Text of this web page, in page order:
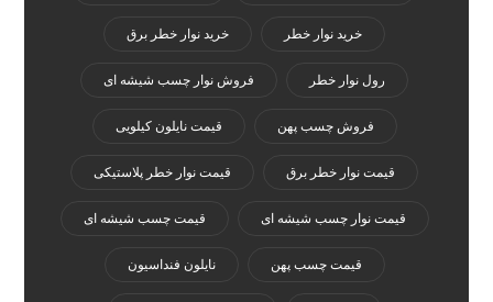
خرید نوار خطر خرید نوار خطر برق
رول نوار خطر فروش نوار چسب شیشه ای
فروش چسب پهن قیمت نایلون کیلویی
قیمت نوار خطر برق قیمت نوار خطر پلاستیکی
قیمت نوار چسب شیشه ای قیمت چسب شیشه ای
قیمت چسب پهن نایلون فنداسیون